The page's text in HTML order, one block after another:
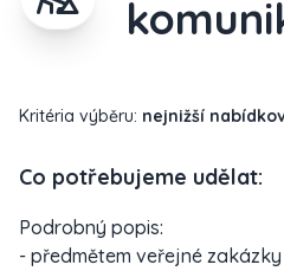
Kritéria výběru: nejnižší
Co potřebujeme udělat:
Podrobný popis:
- předmětem veřejné